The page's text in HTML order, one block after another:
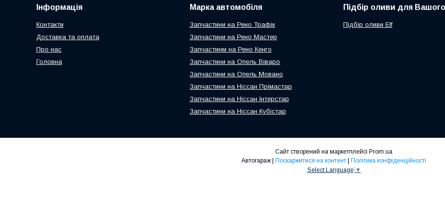
Інформація
Контакти
Доставка та оплата
Про нас
Головна
Марка автомобіля
Запчастини на Рено Трафік
Запчастини на Рено Мастер
Запчастинм на Рено Кенго
Запчастини на Опель Віваро
Запчастини на Опель Мовано
Запчастини на Ніссан Прімастар
Запчастини на Ніссан Інтерстар
Запчастини на Ніссан Кубістар
Підбір оливи для
Підбір оливи Elf
Сайт створений на маркетплейсі Prom.ua
Поскаржитися на контент
Політика конфіденційності
Select Language ▼